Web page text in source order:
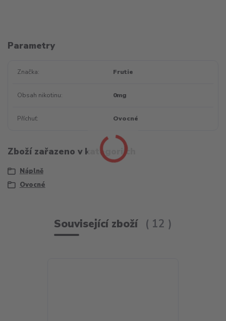
Parametry
Značka Frutie
Obsah nikotinu 0mg
Příchuť Ovocné
Zboží zařazeno v kategoriích
Náplně
Ovocné
Související zboží 12